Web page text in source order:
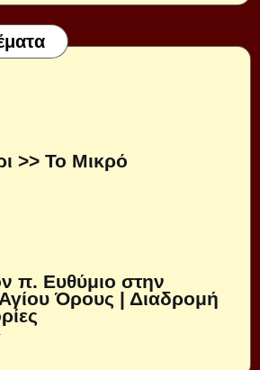
>> Το Μικρό
π. Ευθύμιο στην
Όρους | Διαδρομή